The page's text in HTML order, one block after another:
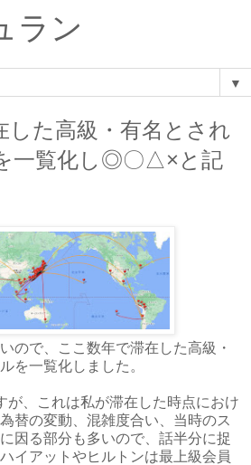
ラン
▼
した高級・有名とされ
一覧化し◎〇△×と記
ので、ここ数年で滞在した高級・
を一覧化しました。
、これは私が滞在した時点におけ
替の変動、混雑度合い、当時のス
因る部分も多いので、話半分に捉
イアットやヒルトンは最上級会員